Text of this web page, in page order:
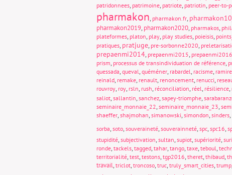
patridonnees, patrimoine, patriote, patriotin, peer-to-
pharmakon, pharmakon.fr,
pharmakon2019, pharmakon2020, pharmakos,
plateformes, platon, play, play studies, poieisis,
pratiques, pratjuge, pre-sorbonne2020,
prepaenmi2014, prepaenmi2015, prepaenmi2016
prism, processus de transindividuation de référence,
quessada, queval, quéméner, rabardel, racisme,
reinald, remake, renault, renoncement, renucci,
rouvroy, roy, rsln, rush, réconciliation, réel, résilience,
saliot, sallantin, sanchez, sapey-triomphe,
seminaire_monnaie_22, seminaire_monnaie_23,
shaeffer, shajmohan, simanowski, simondon, sinders,
sorba, soto, souveraineté, souverainneté, spc, spc16,
stupidité, subjectivation, sultan, supiot, supériorité,
ronde, tackels, tagged, tahar, tango, taxe, teboul,
territorialité, test, testons, tgp2016, theret, thibaud,
travail, triclot, troncoso, truc, truly_smart_cities, trump,